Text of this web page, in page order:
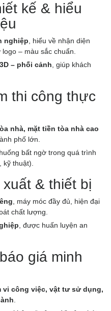
kế & hiểu
nghiệp , hiểu về nhận diện
– màu sắc chuẩn.
– phối cảnh , giúp khách
thi công thực
nhà, mặt tiền tòa nhà cao
phố lớn.
bất ngờ trong quá trình
thuật).
& thiết bị
, máy móc đầy đủ, hiện đại
chất lượng.
, được huấn luyện an
giá minh
vi công việc, vật tư sử dụng,